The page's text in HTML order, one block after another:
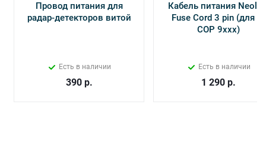
Провод питания для
радар-детекторов витой
Есть в наличии
390р.
Кабель питания
Fuse Cord 3 pin (для Х-
СОР 9ххх)
Есть в наличии
1 290 р.